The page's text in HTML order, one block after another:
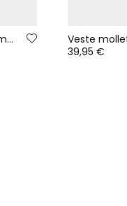
Manteau fourrure effet mouton fille écru imprimé multicolore
39,95 €